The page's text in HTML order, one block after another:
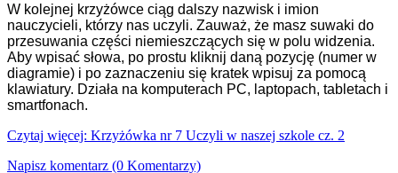
W kolejnej krzyżówce ciąg dalszy nazwisk i imion
nauczycieli, którzy nas uczyli. Zauważ, że masz suwaki do
przesuwania części niemieszczących się w polu widzenia.
Aby wpisać słowa, po prostu kliknij daną pozycję (numer w
diagramie) i po zaznaczeniu się kratek wpisuj za pomocą
klawiatury. Działa na komputerach PC, laptopach, tabletach i
smartfonach.
Czytaj więcej: Krzyżówka nr 7 Uczyli w naszej szkole cz. 2
Napisz komentarz (0 Komentarzy)